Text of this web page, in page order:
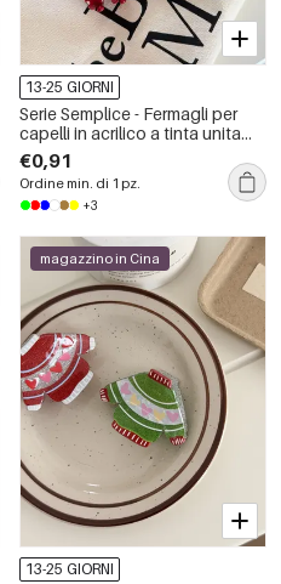
13-25 GIORNI
Serie Semplice - Fermagli per
capelli in acrilico a tinta unita
con pois - Fiore quotidiano
€0,91
Ordine min. di 1 pz.
+3
magazzino in Cina
13-25 GIORNI